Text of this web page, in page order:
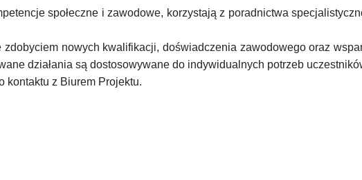
społeczne i zawodowe, korzystają z poradnictwa
nowych kwalifikacji, doświadczenia zawodowego oraz
działania są dostosowywane do indywidualnych potrzeb
kontaktu z Biurem Projektu.